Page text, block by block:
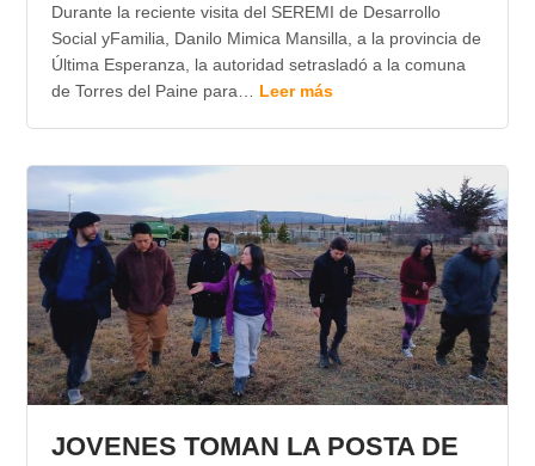
Durante la reciente visita del SEREMI de Desarrollo
Social yFamilia, Danilo Mimica Mansilla, a la provincia de
Última Esperanza, la autoridad setrasladó a la comuna
de Torres del Paine para… Leer más
JOVENES TOMAN LA POSTA DE